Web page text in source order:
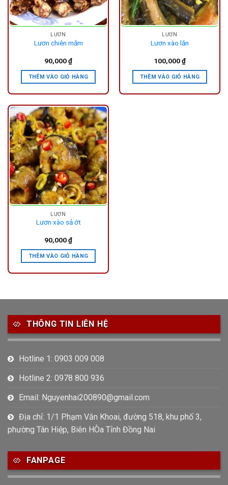
LƯƠN
Lươn chiên mắm
90,000₫
THÊM VÀO GIỎ HÀNG
LƯƠN
Lươn xào lăn
100,000₫
THÊM VÀO GIỎ HÀNG
LƯƠN
Lươn xào sả ớt
90,000₫
THÊM VÀO GIỎ HÀNG
THÔNG TIN LIÊN HỆ
Hotline 1: 0903 009 008
Hotline 2: 0978 800 936
Email: Nguyenhai200890@gmail.com
Địa chỉ: 1/1 Phạm Văn Khoai, đường 518, khu phố 3,
phường Tân Hiệp, Biên HÒa Tỉnh Đồng Nai
FANPAGE